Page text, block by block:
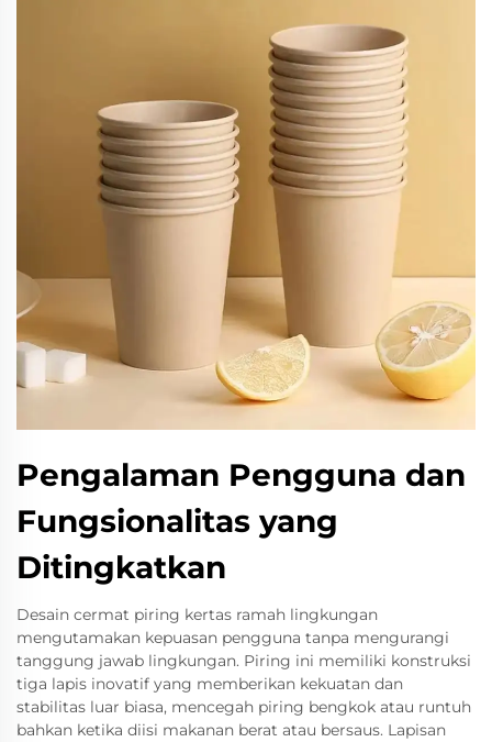
Pengalaman Pengguna dan
Fungsionalitas yang
Ditingkatkan
Desain cermat piring kertas ramah lingkungan
mengutamakan kepuasan pengguna tanpa mengurangi
tanggung jawab lingkungan. Piring ini memiliki konstruksi
tiga lapis inovatif yang memberikan kekuatan dan
stabilitas luar biasa, mencegah piring bengkok atau runtuh
bahkan ketika diisi makanan berat atau bersaus. Lapisan